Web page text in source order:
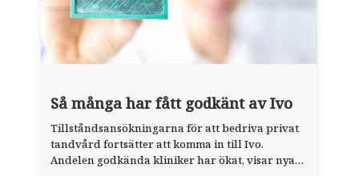
Så många har fått godkänt av Ivo
Tillståndsansökningarna för att bedriva privat
tandvård fortsätter att komma in till Ivo.
Andelen godkända kliniker har ökat, visar nya